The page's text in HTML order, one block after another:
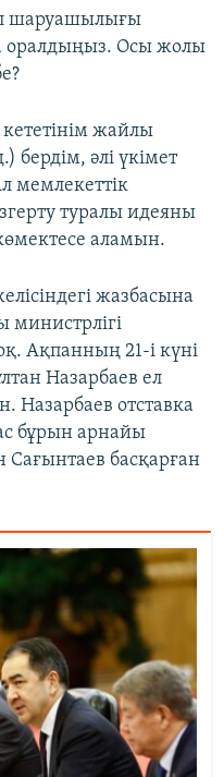
шаруашылығы
оралдыңыз. Осы жолы
жайлы
бердім, әлі үкімет
мемлекеттік
туралы идеяны
аламын.
жазбасына
Ақпанның 21-і күні
Назарбаев ел
Назарбаев отставка
бұрын арнайы
басқарған